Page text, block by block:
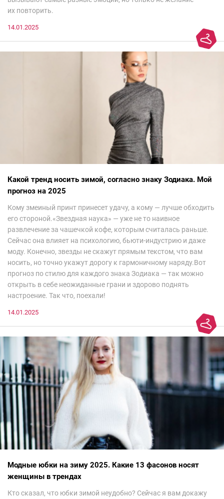
их повторить.
14.01.2025
Какой тренд носить зимой, согласно знаку Зодиака. Мой
прогноз на 2025
Кому змеиный принт принесет удачу, а кому — лучше обходить
его стороной.«Звездная наука» — уже не то наивное
развлечение за чашечкой кофе, которым считалась раньше.
Сейчас она влияет на психологию, бьюти-индустрию и даже
моду. Конечно, звезды не скажут прямым текстом, что вам
носить, но точно укажут дорогу к гармоничному наряду.Вот
прогноз по стилю для каждого знака Зодиака — так можно
открыть в себе неожиданные грани и здорово поднять
настроение. Так что, поехали!
14.01.2025
Модные юбки на зиму 2025. Какие 13 фасонов носят
женщины в трендах
Кто сказал, что юбки зимой неудобно? Сейчас я вам докажу